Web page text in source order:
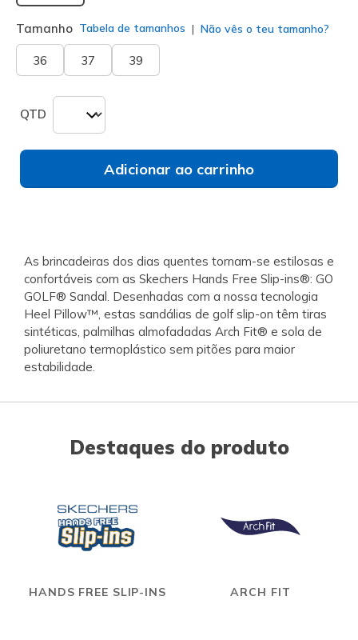
Tamanho Tabela de tamanhos Não vês o teu tamanho?
36 37 39
QTD
Adicionar ao carrinho
As brincadeiras dos dias quentes tornam-se estilosas e
confortáveis com as Skechers Hands Free Slip-ins®: GO
GOLF® Sandal. Desenhadas com a nossa tecnologia
Heel Pillow™, estas sandálias de golf slip-on têm tiras
sintéticas, palmilhas almofadadas Arch Fit® e sola de
poliuretano termoplástico sem pitões para maior
estabilidade.
Destaques do produto
HANDS FREE SLIP-INS ARCH FIT